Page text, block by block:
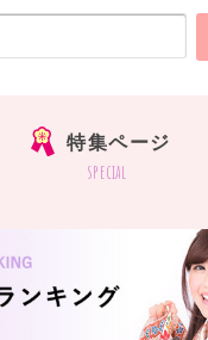
特集ページ
special